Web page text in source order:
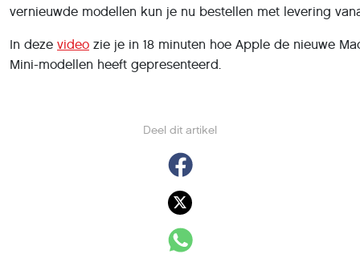
Deel dit artikel
vernieuwde modellen kun je nu bestellen met levering
In deze video zie je in 18 minuten hoe Apple de nieuwe
Mini-modellen heeft gepresenteerd.